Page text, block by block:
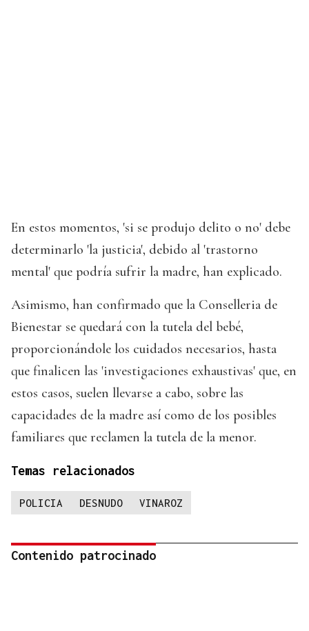
En estos momentos, 'si se produjo delito o no' debe
determinarlo 'la justicia', debido al 'trastorno
mental' que podría sufrir la madre, han explicado.
Asimismo, han confirmado que la Conselleria de
Bienestar se quedará con la tutela del bebé,
proporcionándole los cuidados necesarios, hasta
que finalicen las 'investigaciones exhaustivas' que, en
estos casos, suelen llevarse a cabo, sobre las
capacidades de la madre así como de los posibles
familiares que reclamen la tutela de la menor.
Temas relacionados
POLICIA DESNUDO VINAROZ
Contenido patrocinado